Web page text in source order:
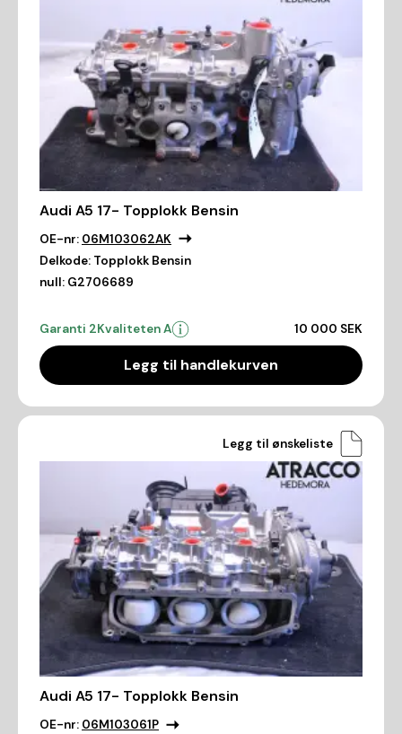
Audi A5 17- Topplokk Bensin
OE-nr: 06M103062AK
Delkode: Topplokk Bensin
null: G2706689
Garanti 2Kvaliteten A 10 000 SEK
Legg til handlekurven
Legg til ønskeliste
Audi A5 17- Topplokk Bensin
OE-nr: 06M103061P